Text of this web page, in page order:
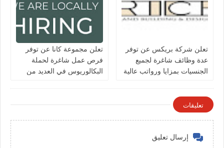
تعلن شركة بريكس عن توفر
عدة وظائف شاغرة لجميع
الجنسيات بمزايا ورواتب عالية
تعلن مجموعة كانا عن توفر
فرص عمل شاغرة لحملة
البكالوريوس في العديد من
تعليقات
إرسال تعليق